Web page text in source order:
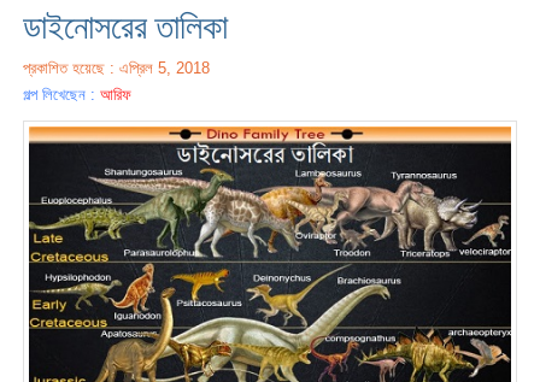
ডাইনোসরের তালিকা
প্রকাশিত হয়েছে : এপ্রিল 5, 2018
গল্প লিখেছেন :আরিফ